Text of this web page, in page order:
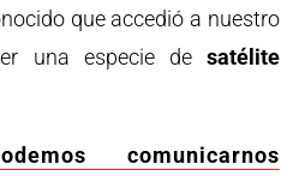
que accedió a nuestro
una especie de satélite
comunicarnos